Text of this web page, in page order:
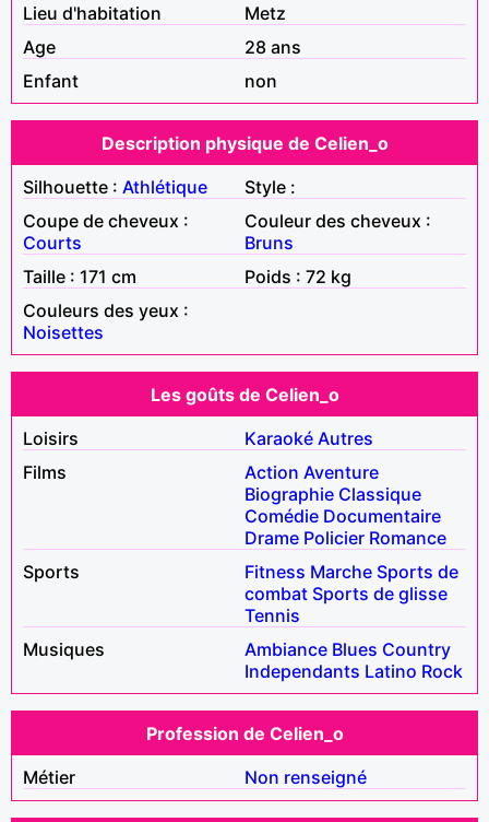
Lieu d'habitation
Metz
Age
28 ans
Enfant
non
Description physique de Celien_o
Silhouette : Athlétique
Style :
Coupe de cheveux :
Courts
Couleur des cheveux :
Bruns
Taille : 171 cm
Poids : 72 kg
Couleurs des yeux :
Noisettes
Les goûts de Celien_o
Loisirs
Karaoké Autres
Films
Action Aventure
Biographie Classique
Comédie Documentaire
Drame Policier Romance
Sports
Fitness Marche Sports de
combat Sports de glisse
Tennis
Musiques
Ambiance Blues Country
Independants Latino Rock
Profession de Celien_o
Métier
Non renseigné